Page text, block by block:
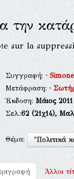
την
sur la
Συγγραφή:·
Μετάφραση:·
Έκδοση:Μάιος 2011
Σελ.:62(21χ14),
Θέμα: "Πολιτικά
Άλλοι